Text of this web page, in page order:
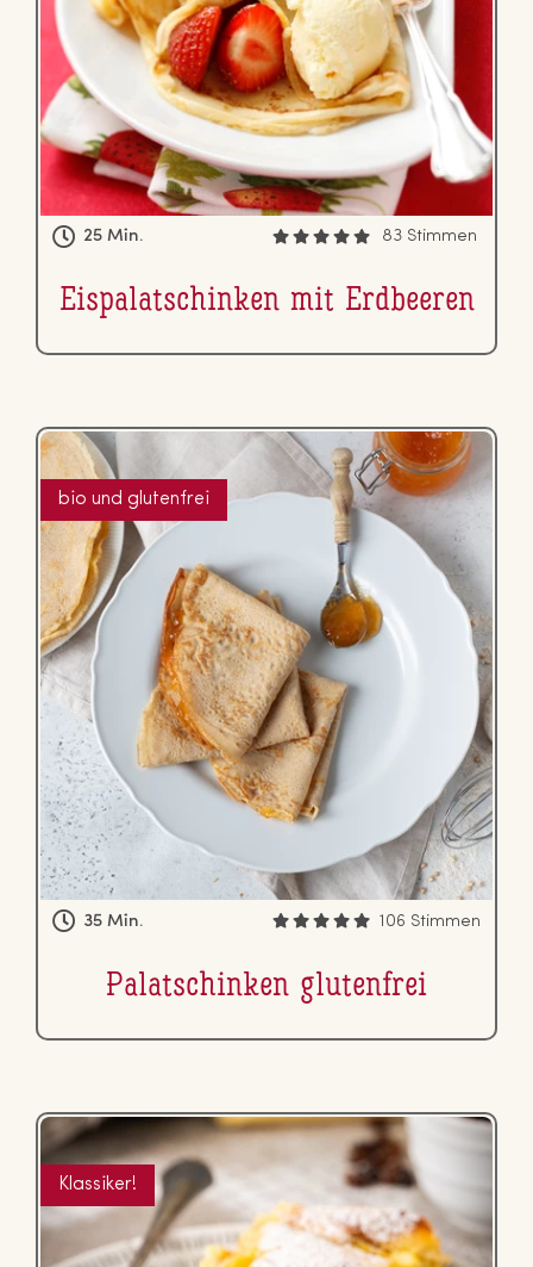
25 Min. 83 Stimmen
Eis­pa­la­tschin­ken mit Erdbeeren
bio und glutenfrei
35 Min. 106 Stimmen
Pa­la­tschin­ken glu­ten­frei
Klassiker!